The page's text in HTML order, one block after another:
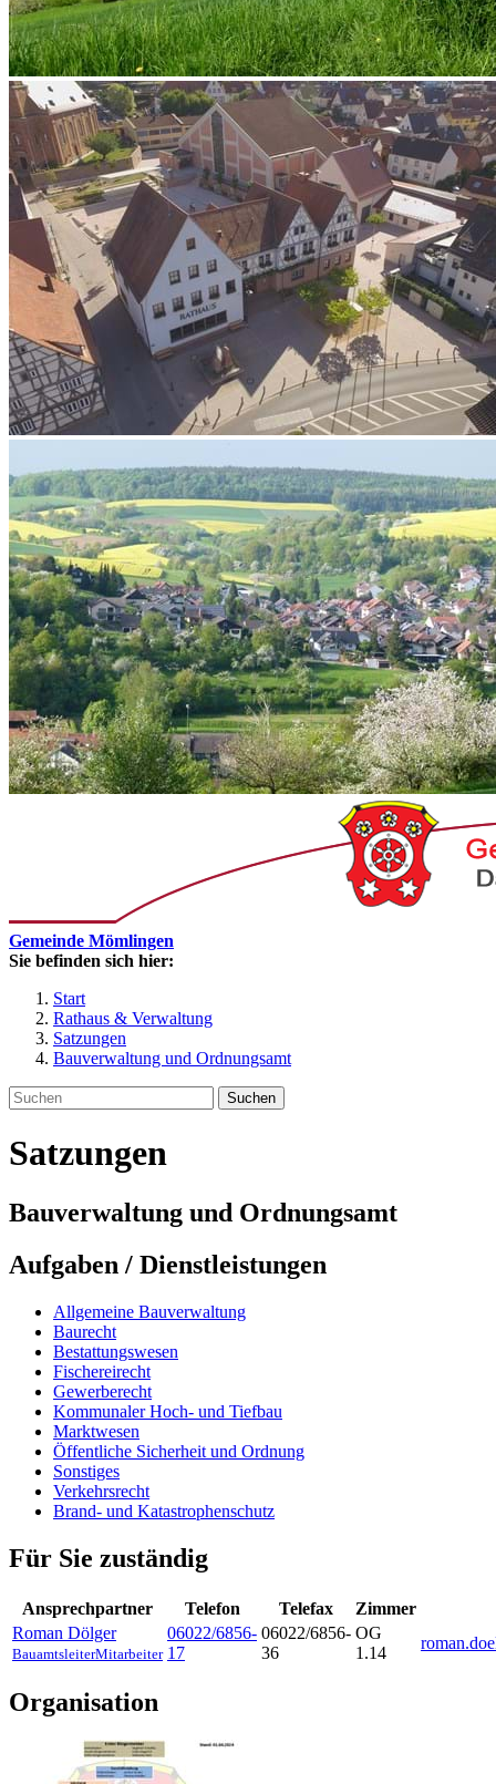
Gemeinde Mömlingen
Sie befinden sich hier:
Start
Rathaus & Verwaltung
Satzungen
Bauverwaltung und Ordnungsamt
Suchen
Satzungen
Bauverwaltung und Ordnungsamt
Aufgaben / Dienstleistungen
Allgemeine Bauverwaltung
Baurecht
Bestattungswesen
Fischereirecht
Gewerberecht
Kommunaler Hoch- und Tiefbau
Marktwesen
Öffentliche Sicherheit und Ordnung
Sonstiges
Verkehrsrecht
Brand- und Katastrophenschutz
Für Sie zuständig
Ansprechpartner Telefon Telefax
Zimmer
Roman Dölger
BauamtsleiterMitarbeiter
06022/6856-
17
06022/6856-
36
OG
1.14
Organisation